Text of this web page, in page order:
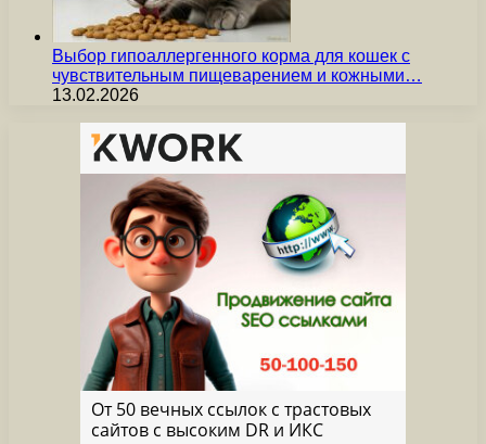
Выбор гипоаллергенного корма для кошек с
чувствительным пищеварением и кожными…
13.02.2026